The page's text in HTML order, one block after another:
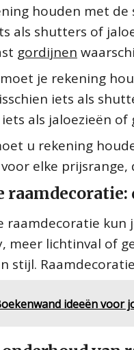
houden met
als shutters of
gordijnen
je rekening
iets als
als jaloezieën
u rekening
elke
raamdecoratie kun
meer lichtinval of
stijl.
ideeën voor